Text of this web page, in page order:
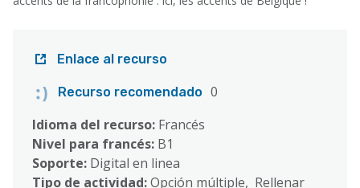
Enlace al recurso
Recurso recomendado 0
Idioma del recurso: Francés
Nivel para francés: B1
Soporte: Digital en linea
Tipo de actividad:Opción múltiple, Rellenar